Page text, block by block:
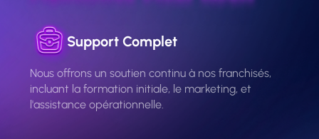
Support Complet
Nous offrons un soutien continu à nos franchisés,
incluant la formation initiale, le marketing, et
l'assistance opérationnelle.